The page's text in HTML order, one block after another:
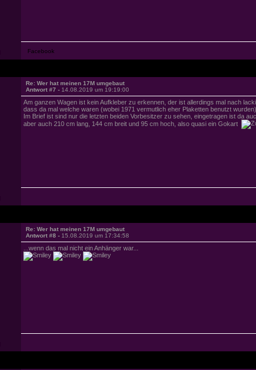
Re: Wer hat meinen 17M umgebaut
Antwort #7 - 14.08.2019 um 19:19:00
Am ganzen Wagen ist kein Aufkleber zu erkennen, der ist allerdings mal nach
dass da mal welche waren (wobei 1971 vermutlich eher Plaketten benutzt wurden).
Im Brief ist sind nur die letzten beiden Vorbesitzer zu sehen, eingetragen ist da
aber auch 210 cm lang, 144 cm breit und 95 cm hoch, also quasi ein Gokart
Re: Wer hat meinen 17M umgebaut
Antwort #8 - 15.08.2019 um 17:34:58
...wenn das mal nicht ein Anhänger war...